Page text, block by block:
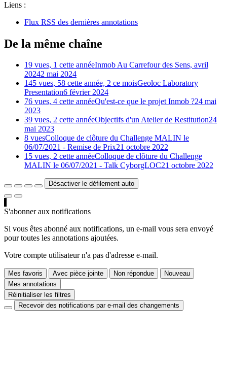
Liens :
Flux RSS des dernières annotations
De la même chaîne
19 vues, 1 cette annéeInmob Au Carrefour des Sens, avril
20242 mai 2024
145 vues, 58 cette année, 2 ce moisGeoloc Laboratory
Presentation6 février 2024
76 vues, 4 cette annéeQu'est-ce que le projet Inmob ?24 mai
2023
39 vues, 2 cette annéeObjectifs d'un Atelier de Restitution24
mai 2023
8 vuesColloque de clôture du Challenge MALIN le
06/07/2021 - Remise de Prix21 octobre 2022
15 vues, 2 cette annéeColloque de clôture du Challenge
MALIN le 06/07/2021 - Talk CyborgLOC21 octobre 2022
Désactiver le défilement auto
S'abonner aux notifications
Si vous êtes abonné aux notifications, un e-mail vous sera envoyé
pour toutes les annotations ajoutées.
Votre compte utilisateur n'a pas d'adresse e-mail.
Mes favoris Avec pièce jointe Non répondue
Nouveau
Mes annotations
Réinitialiser les filtres
Recevoir des notifications par e-mail des changements